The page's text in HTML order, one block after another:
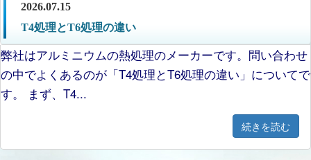
2026.07.15
T4処理とT6処理の違い
弊社はアルミニウムの熱処理のメーカーです。問い合わせ
の中でよくあるのが「T4処理とT6処理の違い」についてで
す。 まず、T4...
続きを読む